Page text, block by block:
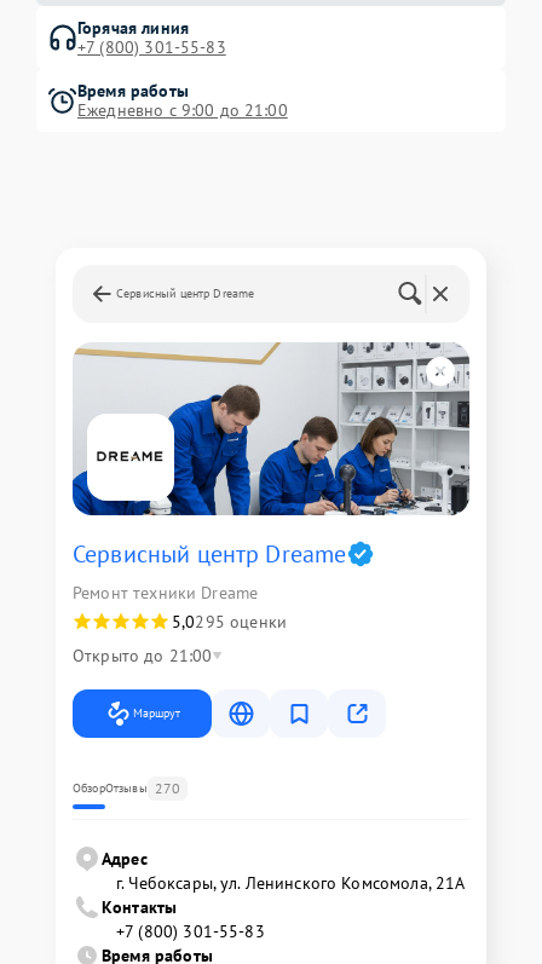
Горячая линия
+7 (800) 301-55-83
Время работы
Ежедневно с 9:00 до 21:00
Сервисный центр Dreame
Сервисный центр Dreame
Ремонт техники Dreame
5,0295 оценки
Открыто до 21:00
Маршрут
ОбзорОтзывы 270
Адрес
г. Чебоксары, ул. Ленинского Комсомола, 21А
Контакты
+7 (800) 301-55-83
Время работы